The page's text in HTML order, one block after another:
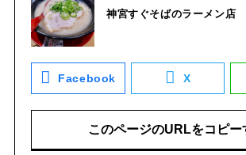
神宮すぐそばのラーメン店
Facebook X
このページのURLをコピー